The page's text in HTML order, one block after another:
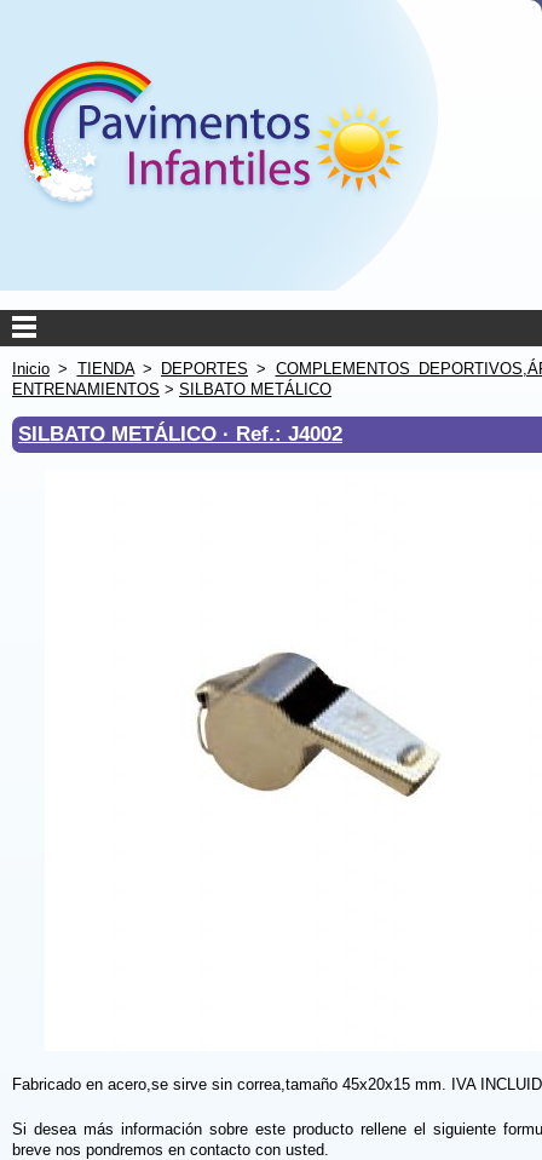
Inicio > TIENDA> DEPORTES > COMPLEMENTOS
ENTRENAMIENTOS > SILBATO METÁLICO
SILBATO METÁLICO · Ref.: J4002
Fabricado en acero,se sirve sin correa,tamaño 45x20x15 mm. IVA
Si desea más información sobre este producto rellene el siguiente
breve nos pondremos en contacto con usted.